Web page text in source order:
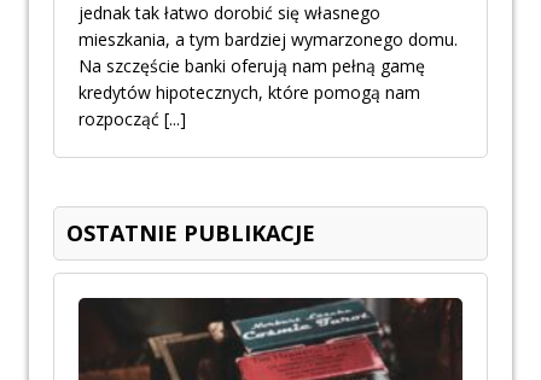
jednak tak łatwo dorobić się własnego
mieszkania, a tym bardziej wymarzonego domu.
Na szczęście banki oferują nam pełną gamę
kredytów hipotecznych, które pomogą nam
rozpocząć [...]
OSTATNIE PUBLIKACJE